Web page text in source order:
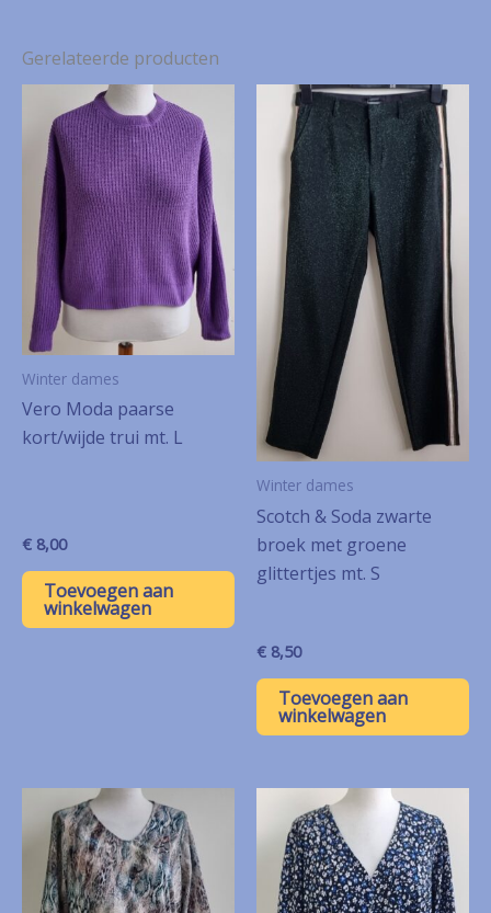
Gerelateerde producten
Winter dames
Vero Moda paarse
kort/wijde trui mt. L
€ 8,00
Toevoegen aan
winkelwagen
Winter dames
Scotch & Soda zwarte
broek met groene
glittertjes mt. S
€ 8,50
Toevoegen aan
winkelwagen